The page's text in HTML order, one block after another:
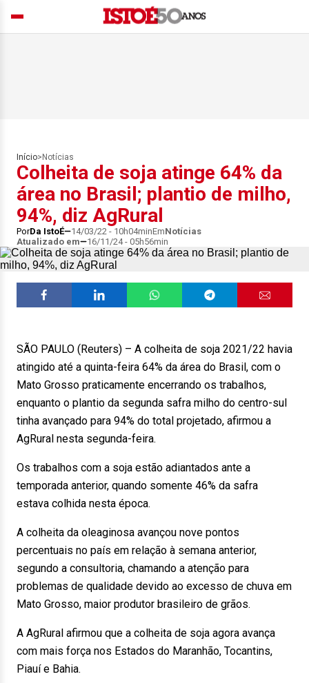
Início> Notícias
Colheita de soja atinge 64% da
área no Brasil; plantio de milho,
94%, diz AgRural
PorDa IstoÉ 14/03/22 - 10h04minEmNotícias
Atualizado em
16/11/24 - 05h56min
SÃO PAULO (Reuters) – A colheita de soja 2021/22 havia
atingido até a quinta-feira 64% da área do Brasil, com o
Mato Grosso praticamente encerrando os trabalhos,
enquanto o plantio da segunda safra milho do centro-sul
tinha avançado para 94% do total projetado, afirmou a
AgRural nesta segunda-feira.
Os trabalhos com a soja estão adiantados ante a
temporada anterior, quando somente 46% da safra
estava colhida nesta época.
A colheita da oleaginosa avançou nove pontos
percentuais no país em relação à semana anterior,
segundo a consultoria, chamando a atenção para
problemas de qualidade devido ao excesso de chuva em
Mato Grosso, maior produtor brasileiro de grãos.
A AgRural afirmou que a colheita de soja agora avança
com mais força nos Estados do Maranhão, Tocantins,
Piauí e Bahia.